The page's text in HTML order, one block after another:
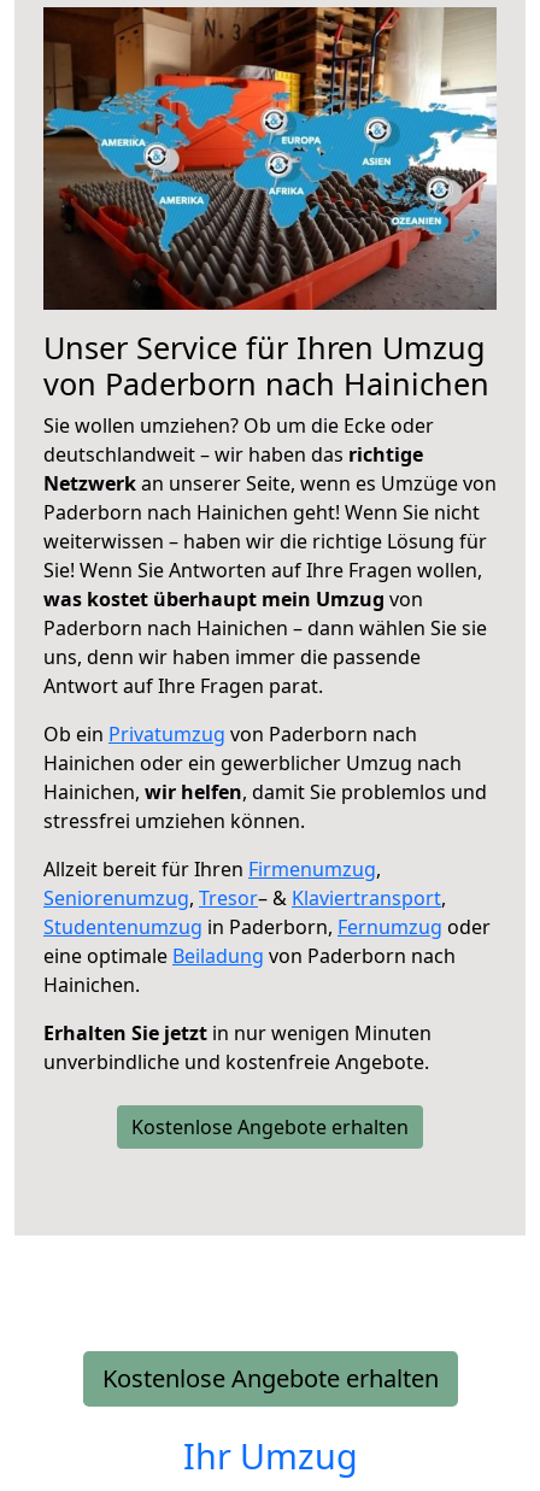
Unser Service für Ihren Umzug
von Paderborn nach Hainichen
Sie wollen umziehen? Ob um die Ecke oder
deutschlandweit – wir haben das richtige
Netzwerkan unserer Seite, wenn es Umzüge von
Paderborn nach Hainichen geht! Wenn Sie nicht
weiterwissen – haben wir die richtige Lösung für
Sie! Wenn Sie Antworten auf Ihre Fragen wollen,
was kostet überhaupt mein Umzug von
Paderborn nach Hainichen – dann wählen Sie sie
uns, denn wir haben immer die passende
Antwort auf Ihre Fragen parat.
Ob ein Privatumzug von Paderborn nach
Hainichen oder ein gewerblicher Umzug nach
Hainichen, wir helfen, damit Sie problemlos und
stressfrei umziehen können.
Allzeit bereit für Ihren Firmenumzug,
Seniorenumzug, Tresor– & Klaviertransport,
Studentenumzug in Paderborn, Fernumzug oder
eine optimale Beiladung von Paderborn nach
Hainichen.
Erhalten Sie jetzt in nur wenigen Minuten
unverbindliche und kostenfreie Angebote.
Kostenlose Angebote erhalten
Kostenlose Angebote erhalten
Ihr Umzug